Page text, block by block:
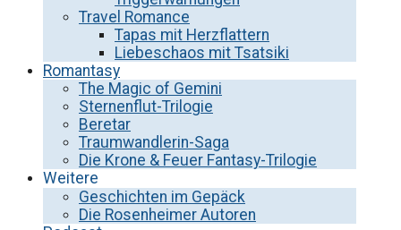
Travel Romance
Tapas mit Herzflattern
Liebeschaos mit Tsatsiki
Romantasy
The Magic of Gemini
Sternenflut-Trilogie
Beretar
Traumwandlerin-Saga
Die Krone & Feuer Fantasy-Trilogie
Weitere
Geschichten im Gepäck
Die Rosenheimer Autoren